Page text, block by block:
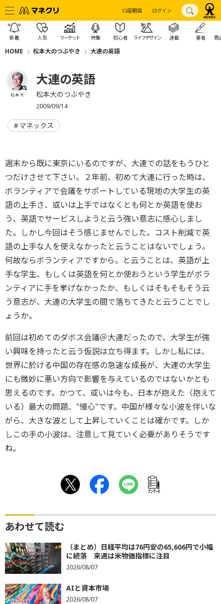
口座開設 ログイン
新着 人気 マーケット 特集 初心者 ライフデザイン 連載 著者 商
HOME 松本大のつぶやき 大連の英語
松本 大
大連の英語
松本大のつぶやき
2009/09/14
マネックス
週末から既に東京にいるのですが、大連での話をもうひと
つだけさせて下さい。２年前、初めて大連に行った時は、
ボランティアで会議をサポートしている現地の大学生の英
語の上手さ、或いは上手ではなくとも何とか英語を使お
う、英語でサービスしようと云う強い意志に感心しまし
た。しかし今回はそう感じませんでした。コスト削減で英
語の上手な人を使えなかったと云うことはないでしょう。
何故ならボランティアですから。と云うことは、英語が上
手な学生、もしくは英語を何とか使おうという学生がボラ
ンティアに手を挙げなかったか、もしくはそもそもそう云
う意志が、大連の大学生の間で落ちてきたと云うことでし
ょうか。
前回は初めてのダボス会議＠大連だったので、大学生が強
い興味を持ったと云う仮説は立ち得ます。しかし私には、
世界に於ける中国の存在感の急速な成長が、大連の大学生
にも微妙に悪い方向で影響を与えているのではないかとも
思えるのです。かつて、或いは今も、日本が抱えた（抱えて
いる）最大の問題、"慢心"です。中国が様々な小波を伴いな
がら、大きな波として上昇していくことは確かです。しか
しこの手の小波は、注意して見ていく必要がありそうです
ね。
ｱﾝｹｰﾄ
あわせて読む
（まとめ）日経平均は76円安の65,606円で小幅
に続落 来週は米物価指標に注目
2026/08/07
AIと資本市場
2026/08/07